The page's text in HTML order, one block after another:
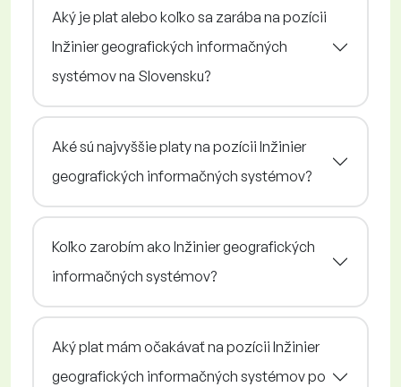
Aký je plat alebo koľko sa zarába na pozícii
Inžinier geografických informačných
systémov na Slovensku?
Aké sú najvyššie platy na pozícii Inžinier
geografických informačných systémov?
Koľko zarobím ako Inžinier geografických
informačných systémov?
Aký plat mám očakávať na pozícii Inžinier
geografických informačných systémov po